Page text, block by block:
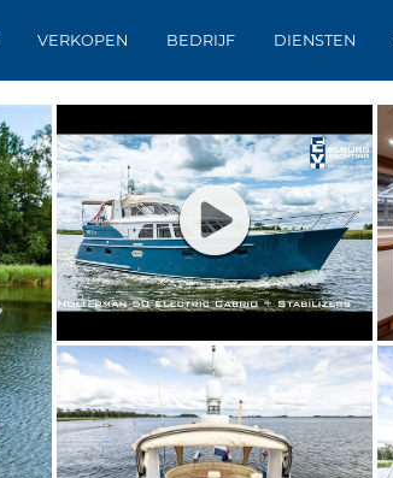
VERKOPEN BEDRIJF DIENSTEN